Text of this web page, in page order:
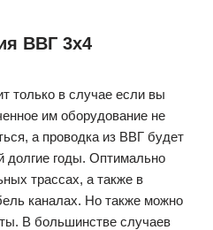
ВВГ 3х4
только в случае если вы
им оборудование не
а проводка из ВВГ будет
долгие годы. Оптимально
трассах, а также в
каналах. Но также можно
В большинстве случаев